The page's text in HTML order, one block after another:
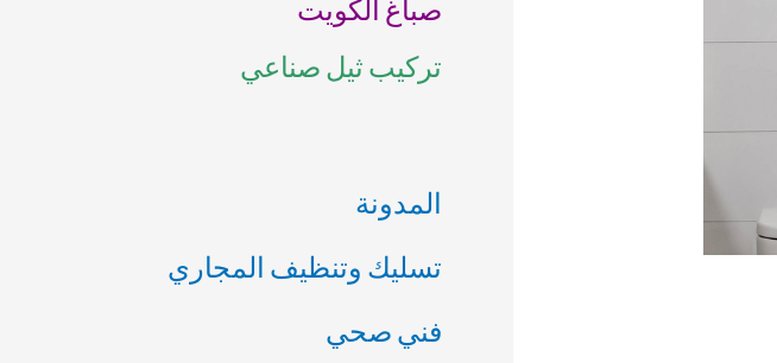
ن
:
صباغ الكويت
تركيب ثيل صناعي
المدونة
تسليك وتنظيف المجاري
فني صحي